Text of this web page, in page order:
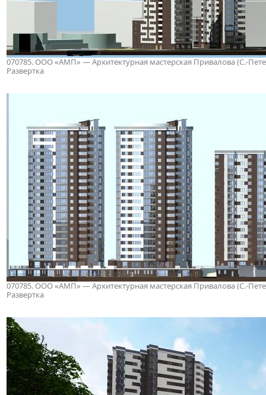
070785. ООО «АМП» — Архитектурная мастерская Привалова (С.-
Развертка
070785. ООО «АМП» — Архитектурная мастерская Привалова (С.-
Развертка